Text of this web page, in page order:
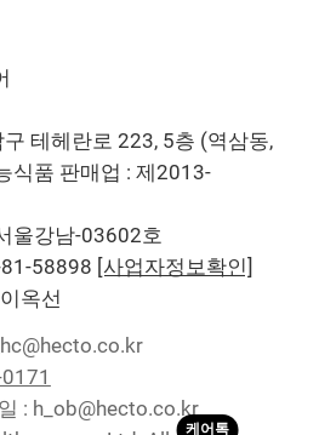
테헤란로 223, 5층 (역삼동,
식품 판매업 : 제2013-
울강남-03602호
58898 [사업자정보확인]
옥선
: h_ob@hecto.co.kr